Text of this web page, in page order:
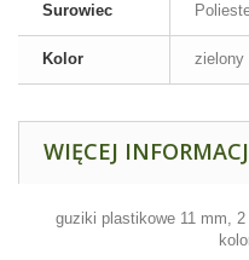
Surowiec
Kolor zielony
WIĘCEJ
guziki plastikowe 11 mm, 2